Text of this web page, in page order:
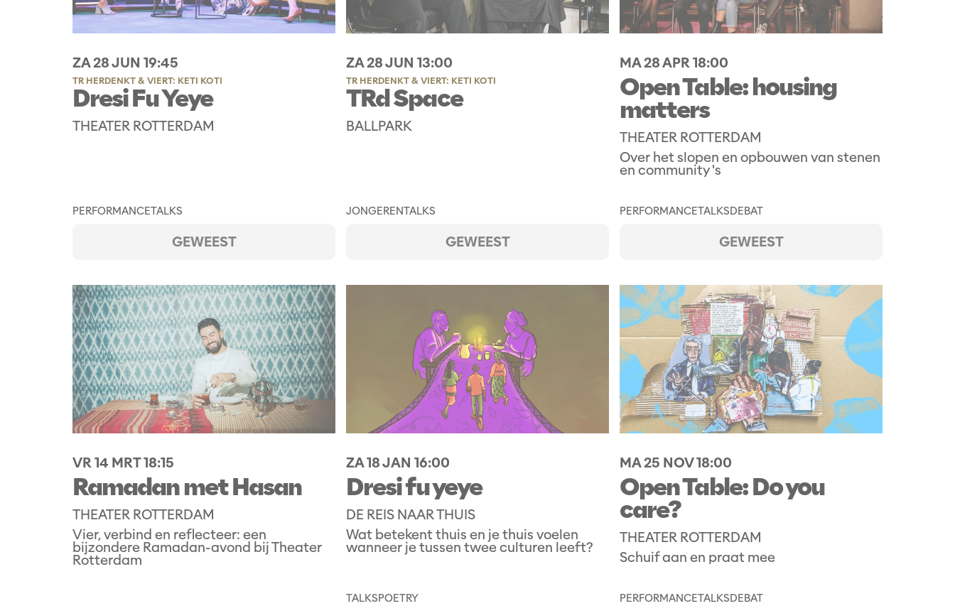
Dresi Fu Yeye
THEATER ROTTERDAM
TR HERDENKT & VIERT: KETI KOTI
ZA 28 JUN 19:45
PERFORMANCETALKS
GEWEEST
TRd Space
BALLPARK
TR HERDENKT & VIERT: KETI KOTI
ZA 28 JUN 13:00
JONGERENTALKS
GEWEEST
Open Table: housing
matters
THEATER ROTTERDAM
MA 28 APR18:00
Over het slopen en opbouwen van stenen
en community 's
PERFORMANCETALKSDEBAT
GEWEEST
Ramadan met Hasan
THEATER ROTTERDAM
VR 14 MRT18:15
Vier, verbind en reflecteer: een
bijzondere Ramadan-avond bij Theater
Rotterdam
Dresi fu yeye
DE REIS NAAR THUIS
ZA 18 JAN 16:00
Wat betekent thuis en je thuis voelen
wanneer je tussen twee culturen leeft?
TALKSPOETRY
Open Table: Do you
care?
THEATER ROTTERDAM
MA 25 NOV18:00
Schuif aan en praat mee
PERFORMANCETALKSDEBAT